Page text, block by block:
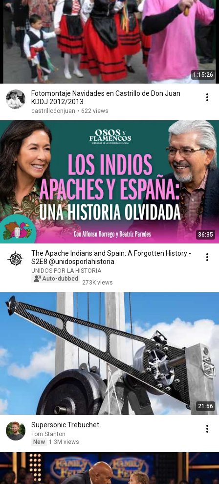
1:15:26
Fotomontaje Navidades en Castrillo de Don Juan
KDDJ 2012/2013
castrillodonjuan • 622 views
36:35
The Apache Indians and Spain: A Forgotten History -
S2E8 @unidosporlahistoria
UNIDOS POR LA HISTORIA
Auto-dubbed
273K views
21:56
Supersonic Trebuchet
Tom Stanton
New
1.3M views